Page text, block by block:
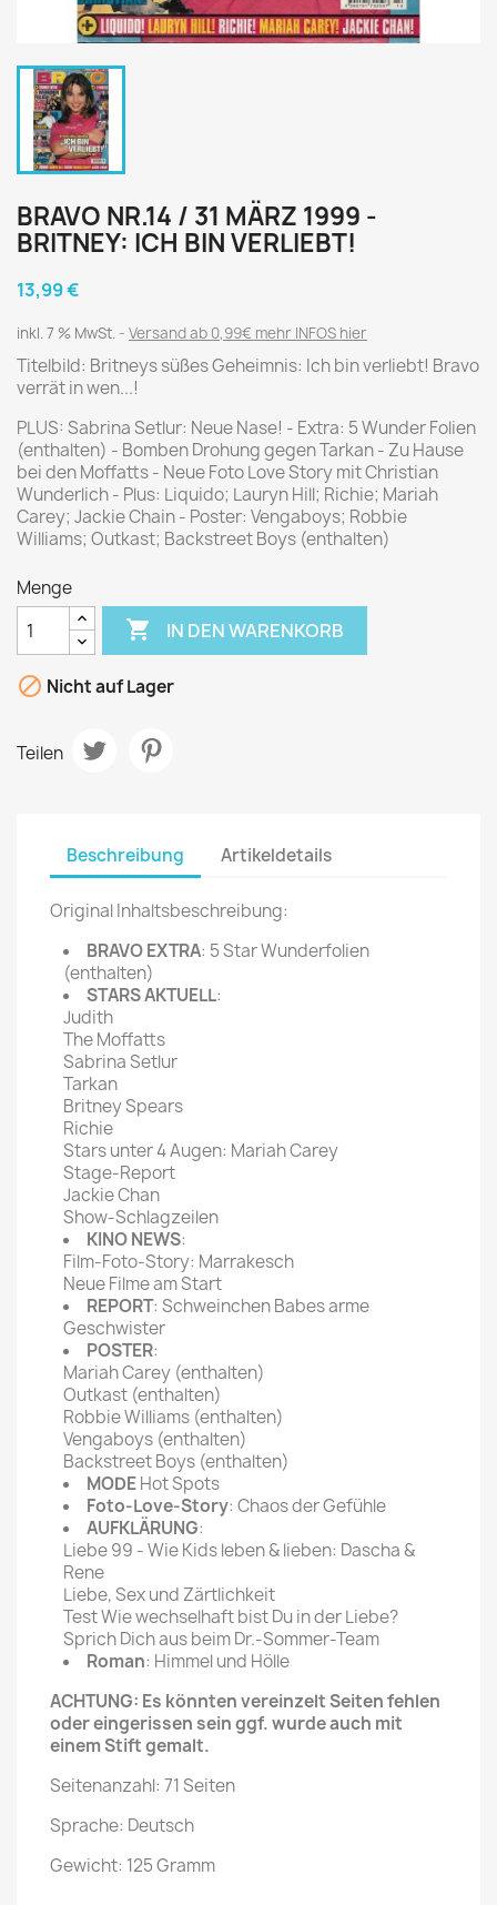
BRAVO NR.14 / 31 MÄRZ 1999 -
BRITNEY: ICH BIN VERLIEBT!
13,99 €
inkl. 7 % MwSt. Versand ab 0,99€ mehr INFOS hier
Titelbild: Britneys süßes Geheimnis: Ich bin verliebt! Bravo
verrät in wen...!
PLUS: Sabrina Setlur: Neue Nase! - Extra: 5 Wunder Folien
(enthalten) - Bomben Drohung gegen Tarkan - Zu Hause
bei den Moffatts - Neue Foto Love Story mit Christian
Wunderlich - Plus: Liquido; Lauryn Hill; Richie; Mariah
Carey; Jackie Chain - Poster: Vengaboys; Robbie
Williams; Outkast; Backstreet Boys (enthalten)
Menge
 IN DEN WARENKORB
 Nicht auf Lager
Teilen
Beschreibung Artikeldetails
Original Inhaltsbeschreibung:
BRAVO EXTRA: 5 Star Wunderfolien
(enthalten)
STARS AKTUELL:
Judith
The Moffatts
Sabrina Setlur
Tarkan
Britney Spears
Richie
Stars unter 4 Augen: Mariah Carey
Stage-Report
Jackie Chan
Show-Schlagzeilen
KINO NEWS:
Film-Foto-Story: Marrakesch
Neue Filme am Start
REPORT: Schweinchen Babes arme
Geschwister
POSTER:
Mariah Carey (enthalten)
Outkast (enthalten)
Robbie Williams (enthalten)
Vengaboys (enthalten)
Backstreet Boys (enthalten)
MODEHot Spots
Foto-Love-Story: Chaos der Gefühle
AUFKLÄRUNG:
Liebe 99 - Wie Kids leben & lieben: Dascha &
Rene
Liebe, Sex und Zärtlichkeit
Test Wie wechselhaft bist Du in der Liebe?
Sprich Dich aus beim Dr.-Sommer-Team
Roman: Himmel und Hölle
ACHTUNG: Es könnten vereinzelt Seiten fehlen
oder eingerissen sein ggf. wurde auch mit
einem Stift gemalt.
Seitenanzahl: 71 Seiten
Sprache: Deutsch
Gewicht: 125 Gramm